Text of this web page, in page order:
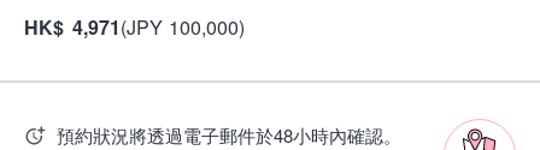
HK$ 4,971(JPY 100,000)
預約狀況將透過電子郵件於48小時內確認。